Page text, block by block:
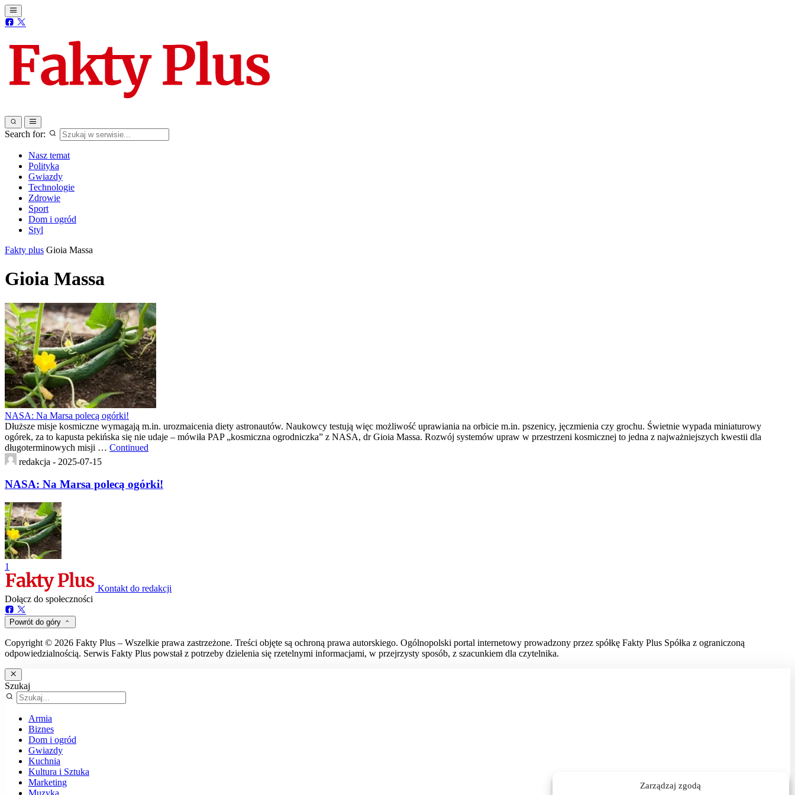
Zarządzaj zgodą
Search for:
Nasz temat
Polityka
Gwiazdy
Technologie
Zdrowie
Sport
Dom i ogród
Styl
Fakty plus Gioia Massa
Gioia Massa
NASA: Na Marsa polecą ogórki!
Dłuższe misje kosmiczne wymagają m.in. urozmaicenia diety astronautów. Naukowcy testują więc możliwość uprawiania na orbicie m.in. pszenicy, jęczmienia czy grochu. Świetnie wypada miniaturowy
ogórek, za to kapusta pekińska się nie udaje – mówiła PAP „kosmiczna ogrodniczka” z NASA, dr Gioia Massa. Rozwój systemów upraw w przestrzeni kosmicznej to jedna z najważniejszych kwestii dla
długoterminowych misji … Continued
redakcja - 2025-07-15
NASA: Na Marsa polecą ogórki!
1
Kontakt do redakcji
Dołącz do społeczności
Powrót do góry
Copyright © 2026 Fakty Plus – Wszelkie prawa zastrzeżone. Treści objęte są ochroną prawa autorskiego. Ogólnopolski portal internetowy prowadzony przez spółkę Fakty Plus Spółka z ograniczoną
odpowiedzialnością. Serwis Fakty Plus powstał z potrzeby dzielenia się rzetelnymi informacjami, w przejrzysty sposób, z szacunkiem dla czytelnika.
Szukaj
Armia
Biznes
Dom i ogród
Gwiazdy
Kuchnia
Kultura i Sztuka
Marketing